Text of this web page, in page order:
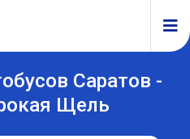
Саратов -
Щель